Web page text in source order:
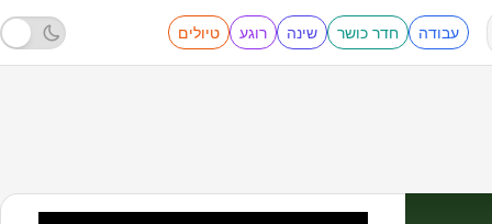
עבודה חדר כושר שינה רוגע טיולים